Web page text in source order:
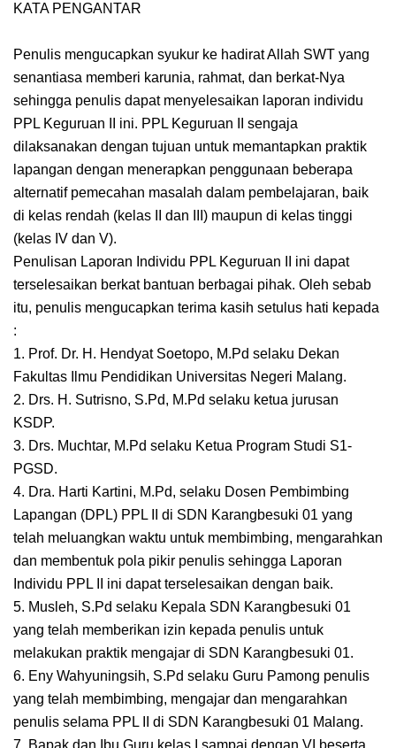
KATA PENGANTAR
Penulis mengucapkan syukur ke hadirat Allah SWT yang
senantiasa memberi karunia, rahmat, dan berkat-Nya
sehingga penulis dapat menyelesaikan laporan individu
PPL Keguruan II ini. PPL Keguruan II sengaja
dilaksanakan dengan tujuan untuk memantapkan praktik
lapangan dengan menerapkan penggunaan beberapa
alternatif pemecahan masalah dalam pembelajaran, baik
di kelas rendah (kelas II dan III) maupun di kelas tinggi
(kelas IV dan V).
Penulisan Laporan Individu PPL Keguruan II ini dapat
terselesaikan berkat bantuan berbagai pihak. Oleh sebab
itu, penulis mengucapkan terima kasih setulus hati kepada
:
1. Prof. Dr. H. Hendyat Soetopo, M.Pd selaku Dekan
Fakultas Ilmu Pendidikan Universitas Negeri Malang.
2. Drs. H. Sutrisno, S.Pd, M.Pd selaku ketua jurusan
KSDP.
3. Drs. Muchtar, M.Pd selaku Ketua Program Studi S1-
PGSD.
4. Dra. Harti Kartini, M.Pd, selaku Dosen Pembimbing
Lapangan (DPL) PPL II di SDN Karangbesuki 01 yang
telah meluangkan waktu untuk membimbing, mengarahkan
dan membentuk pola pikir penulis sehingga Laporan
Individu PPL II ini dapat terselesaikan dengan baik.
5. Musleh, S.Pd selaku Kepala SDN Karangbesuki 01
yang telah memberikan izin kepada penulis untuk
melakukan praktik mengajar di SDN Karangbesuki 01.
6. Eny Wahyuningsih, S.Pd selaku Guru Pamong penulis
yang telah membimbing, mengajar dan mengarahkan
penulis selama PPL II di SDN Karangbesuki 01 Malang.